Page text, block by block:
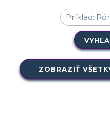
ZOBRAZIŤ